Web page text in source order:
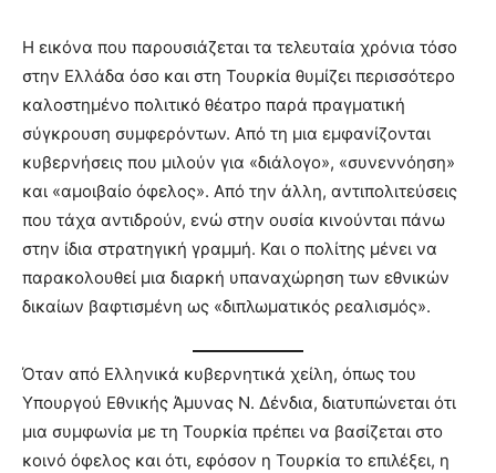
Η εικόνα που παρουσιάζεται τα τελευταία χρόνια τόσο
στην Ελλάδα όσο και στη Τουρκία θυμίζει περισσότερο
καλοστημένο πολιτικό θέατρο παρά πραγματική
σύγκρουση συμφερόντων. Από τη μια εμφανίζονται
κυβερνήσεις που μιλούν για «διάλογο», «συνεννόηση»
και «αμοιβαίο όφελος». Από την άλλη, αντιπολιτεύσεις
που τάχα αντιδρούν, ενώ στην ουσία κινούνται πάνω
στην ίδια στρατηγική γραμμή. Και ο πολίτης μένει να
παρακολουθεί μια διαρκή υπαναχώρηση των εθνικών
δικαίων βαφτισμένη ως «διπλωματικός ρεαλισμός».
Όταν από Ελληνικά κυβερνητικά χείλη, όπως του
Υπουργού Εθνικής Άμυνας Ν. Δένδια, διατυπώνεται ότι
μια συμφωνία με τη Τουρκία πρέπει να βασίζεται στο
κοινό όφελος και ότι, εφόσον η Τουρκία το επιλέξει, η